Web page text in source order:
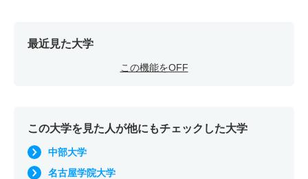
最近見た大学
この機能をOFF
この大学を見た人が他にもチェックした大学
中部大学
名古屋学院大学